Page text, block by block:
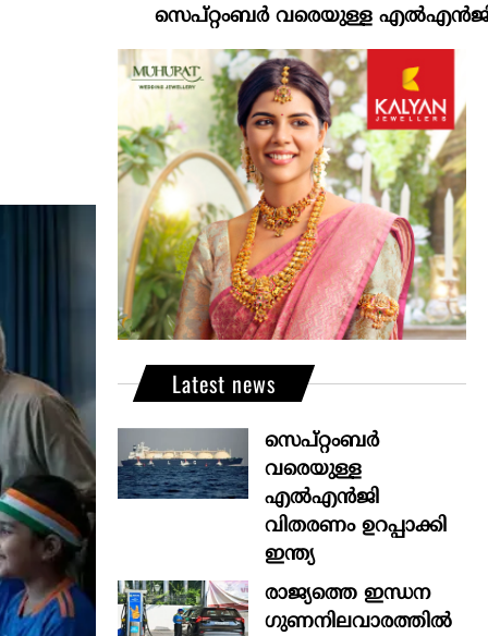
സെപ്റ്റംബർ വരെയുള്ള എൽഎൻജി
Latest news
സെപ്റ്റംബർ
വരെയുള്ള
എൽഎൻജി
വിതരണം ഉറപ്പാക്കി
ഇന്ത്യ
രാജ്യത്തെ ഇന്ധന
ഗുണനിലവാരത്തില്‍